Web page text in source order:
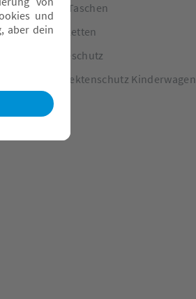
Kinderwagen Taschen
Kinderwagenketten
Regen- & Kälteschutz
Sonnen- & Insektenschutz Kinderwagen